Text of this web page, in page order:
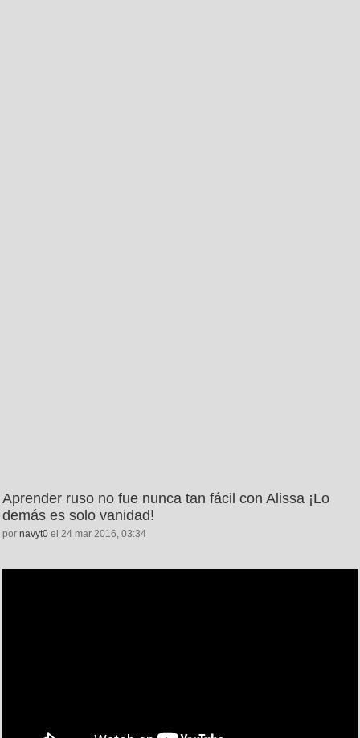
Aprender ruso no fue nunca tan fácil con Alissa ¡Lo
demás es solo vanidad!
por navyt0 el 24 mar 2016, 03:34